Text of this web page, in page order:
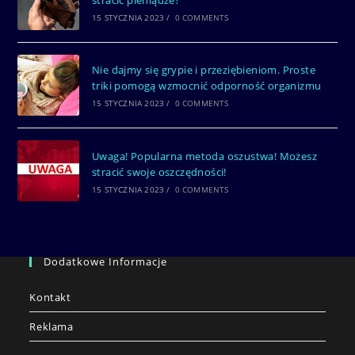
15 STYCZNIA 2023 / 0 COMMENTS
Nie dajmy się grypie i przeziębieniom. Proste
triki pomogą wzmocnić odporność organizmu
15 STYCZNIA 2023 / 0 COMMENTS
Uwaga! Popularna metoda oszustwa! Możesz
stracić swoje oszczędności!
15 STYCZNIA 2023 / 0 COMMENTS
Dodatkowe Informacje
Kontakt
Reklama